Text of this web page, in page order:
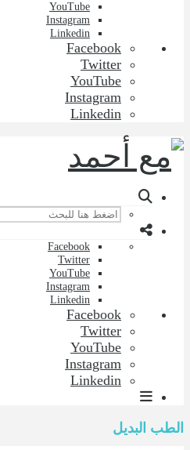
YouTube
Instagram
Linkedin
Facebook
Twitter
YouTube
Instagram
Linkedin
Facebook
Twitter
YouTube
Instagram
Linkedin
Facebook
Twitter
YouTube
Instagram
Linkedin
الطب البديل